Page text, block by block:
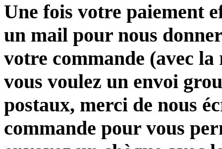
Une fois votre paiement
un mail pour nous
votre commande (avec
vous voulez un envoi
postaux, merci de nous
commande pour vous